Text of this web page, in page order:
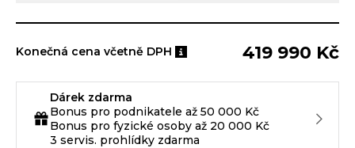
Konečná cena včetně DPH 419 990 Kč
Dárek zdarma
Bonus pro podnikatele až 50 000 Kč
Bonus pro fyzické osoby až 20 000 Kč
3 servis. prohlídky zdarma